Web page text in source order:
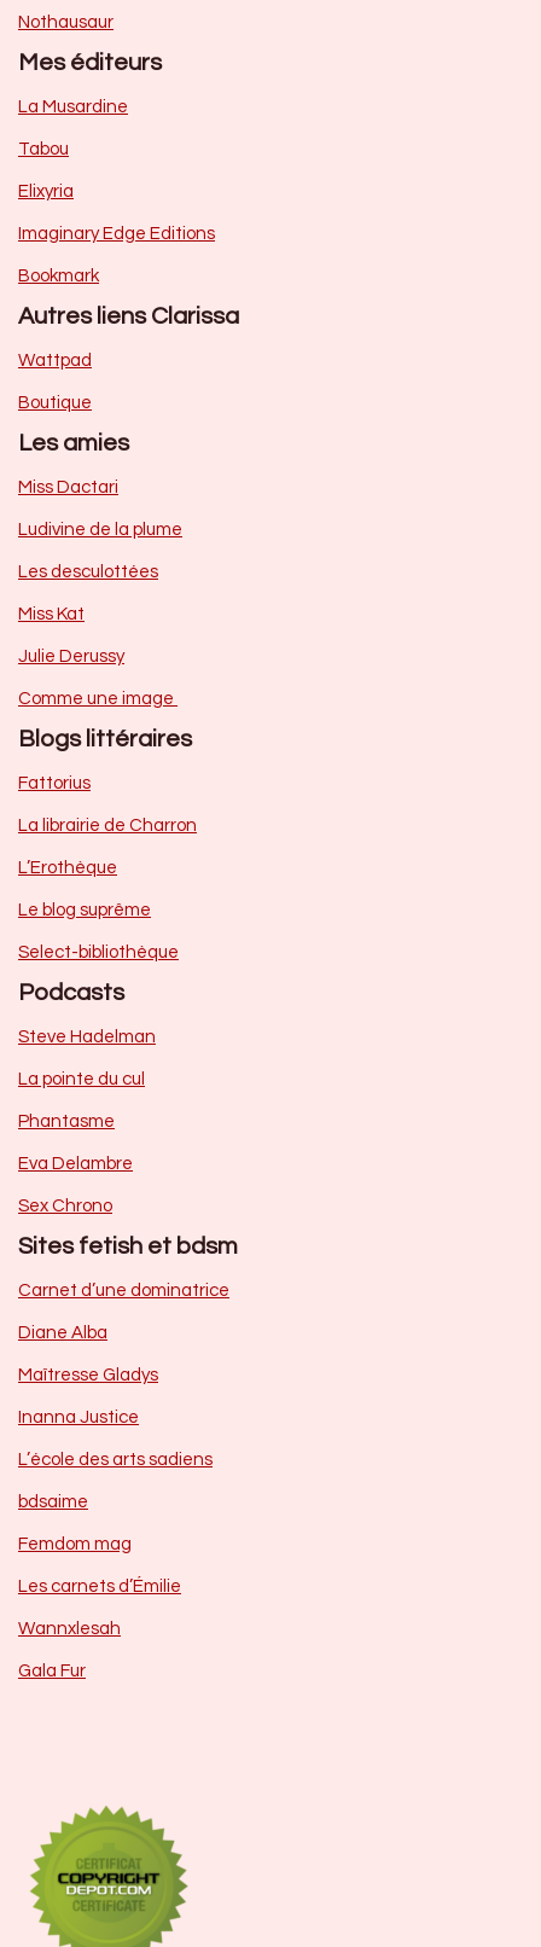
Nothausaur
Mes éditeurs
La Musardine
Tabou
Elixyria
Imaginary Edge Editions
Bookmark
Autres liens Clarissa
Wattpad
Boutique
Les amies
Miss Dactari
Ludivine de la plume
Les desculottées
Miss Kat
Julie Derussy
Comme une image
Blogs littéraires
Fattorius
La librairie de Charron
L’Erothèque
Le blog suprême
Select-bibliothèque
Podcasts
Steve Hadelman
La pointe du cul
Phantasme
Eva Delambre
Sex Chrono
Sites fetish et bdsm
Carnet d’une dominatrice
Diane Alba
Maîtresse Gladys
Inanna Justice
L’école des arts sadiens
bdsaime
Femdom mag
Les carnets d’Émilie
Wannxlesah
Gala Fur